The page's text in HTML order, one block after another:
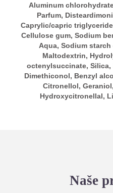
Aluminum
Parfum,
Caprylic/capric
Cellulose gum, Sodium
Aqua, Sodium
Maltodextrin,
octenylsuccinate, Silica,
Dimethiconol, Benzyl
Citronellol,
Hydroxycitronellal,
Naše